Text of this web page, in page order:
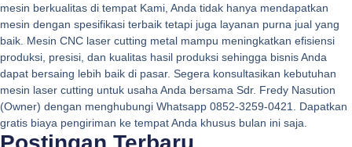
mesin berkualitas di tempat Kami, Anda tidak hanya mendapatkan
mesin dengan spesifikasi terbaik tetapi juga layanan purna jual yang
baik. Mesin CNC laser cutting metal mampu meningkatkan efisiensi
produksi, presisi, dan kualitas hasil produksi sehingga bisnis Anda
dapat bersaing lebih baik di pasar. Segera konsultasikan kebutuhan
mesin laser cutting untuk usaha Anda bersama Sdr. Fredy Nasution
(Owner) dengan menghubungi Whatsapp 0852-3259-0421. Dapatkan
gratis biaya pengiriman ke tempat Anda khusus bulan ini saja.